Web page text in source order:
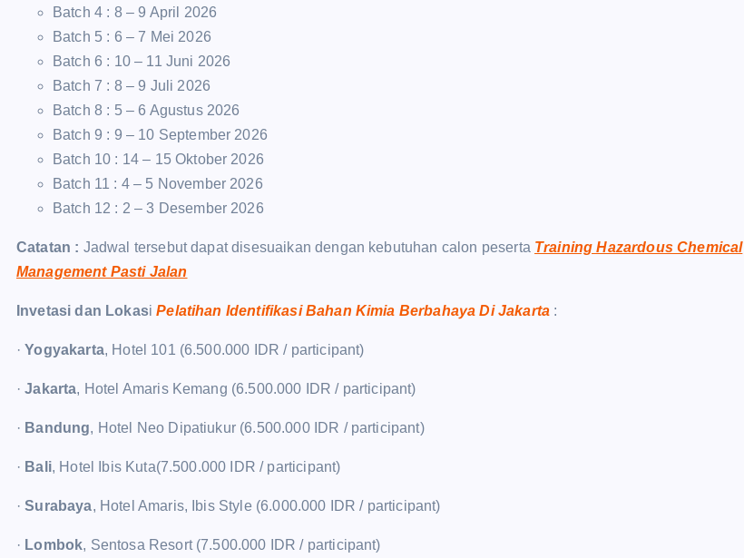
Batch 4 : 8 – 9 April 2026
Batch 5 : 6 – 7 Mei 2026
Batch 6 : 10 – 11 Juni 2026
Batch 7 : 8 – 9 Juli 2026
Batch 8 : 5 – 6 Agustus 2026
Batch 9 : 9 – 10 September 2026
Batch 10 : 14 – 15 Oktober 2026
Batch 11 : 4 – 5 November 2026
Batch 12 : 2 – 3 Desember 2026
Catatan : Jadwal tersebut dapat disesuaikan dengan kebutuhan calon peserta Training Hazardous Chemical
Management Pasti Jalan
Invetasi dan LokasiPelatihan Identifikasi Bahan Kimia Berbahaya Di Jakarta :
·Yogyakarta, Hotel 101 (6.500.000 IDR / participant)
·Jakarta, Hotel Amaris Kemang (6.500.000 IDR / participant)
· Bandung, Hotel Neo Dipatiukur (6.500.000 IDR / participant)
· Bali, Hotel Ibis Kuta(7.500.000 IDR / participant)
·Surabaya, Hotel Amaris, Ibis Style (6.000.000 IDR / participant)
· Lombok, Sentosa Resort (7.500.000 IDR / participant)